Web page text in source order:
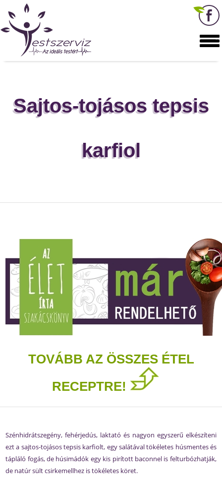
Sajtos-tojásos tepsis
karfiol
TOVÁBB AZ ÖSSZES ÉTEL
RECEPTRE!
Szénhidrátszegény, fehérjedús, laktató és nagyon egyszerű elkészíteni
ezt a sajtos-tojásos tepsis karfiolt, egy salátával tökéletes húsmentes és
tápláló fogás, de húsimádók egy kis pirított baconnel is felturbózhatják,
de natúr sült csirkemellhez is tökéletes köret.